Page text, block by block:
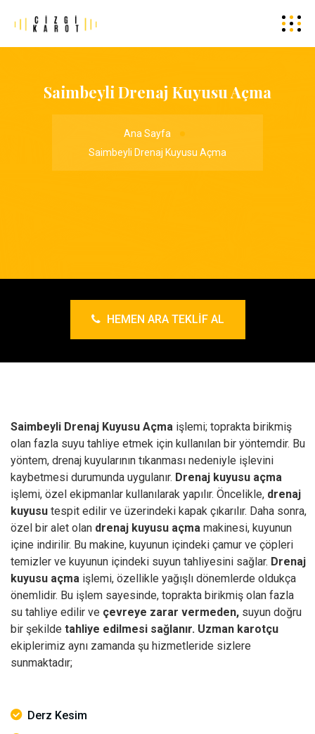
Saimbeyli Drenaj Kuyusu Açma
Ana Sayfa
Saimbeyli Drenaj Kuyusu Açma
HEMEN ARA TEKLIF AL
Saimbeyli Drenaj Kuyusu Açma işlemi; toprakta birikmiş
olan fazla suyu tahliye etmek için kullanılan bir yöntemdir. Bu
yöntem, drenaj kuyularının tıkanması nedeniyle işlevini
kaybetmesi durumunda uygulanır. Drenaj kuyusu açma
işlemi, özel ekipmanlar kullanılarak yapılır. Öncelikle, drenaj
kuyusu tespit edilir ve üzerindeki kapak çıkarılır. Daha sonra,
özel bir alet olan drenaj kuyusu açma makinesi, kuyunun
içine indirilir. Bu makine, kuyunun içindeki çamur ve çöpleri
temizler ve kuyunun içindeki suyun tahliyesini sağlar. Drenaj
kuyusu açma işlemi, özellikle yağışlı dönemlerde oldukça
önemlidir. Bu işlem sayesinde, toprakta birikmiş olan fazla
su tahliye edilir ve çevreye zarar vermeden, suyun doğru
bir şekilde tahliye edilmesi sağlanır. Uzman karotçu
ekiplerimiz aynı zamanda şu hizmetleride sizlere
sunmaktadır;
Derz Kesim